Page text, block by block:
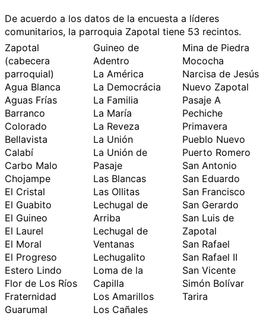
De acuerdo a los datos de la encuesta a líderes
comunitarios, la parroquia Zapotal tiene 53 recintos.
Zapotal
(cabecera
parroquial)
Agua Blanca
Aguas Frías
Barranco
Colorado
Bellavista
Calabí
Carbo Malo
Chojampe
El Cristal
El Guabito
El Guineo
El Laurel
El Moral
El Progreso
Estero Lindo
Flor de Los Ríos
Fraternidad
Guarumal
Guineo de
Adentro
La América
La Democrácia
La Familia
La María
La Reveza
La Unión
La Unión de
Pasaje
Las Blancas
Las Ollitas
Lechugal de
Arriba
Lechugal de
Ventanas
Lechugalito
Loma de la
Capilla
Los Amarillos
Los Cañales
Mina de Piedra
Mococha
Narcisa de Jesús
Nuevo Zapotal
Pasaje A
Pechiche
Primavera
Pueblo Nuevo
Puerto Romero
San Antonio
San Eduardo
San Francisco
San Gerardo
San Luis de
Zapotal
San Rafael
San Rafael II
San Vicente
Simón Bolívar
Tarira